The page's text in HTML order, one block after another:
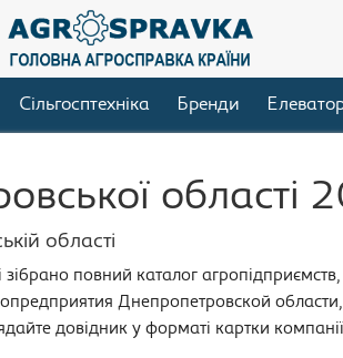
Сільгосптехніка Бренди
області
області
зібрано повний каталог
Днепропетровской
довідник у форматі картки